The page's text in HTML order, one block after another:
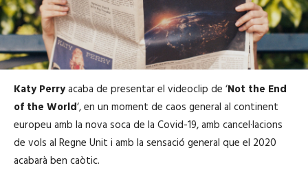
Katy Perryacaba de presentar el videoclip de ‘Not the End
of the World‘, en un moment de caos general al continent
europeu amb la nova soca de la Covid-19, amb cancel·lacions
de vols al Regne Unit i amb la sensació general que el 2020
acabarà ben caòtic.